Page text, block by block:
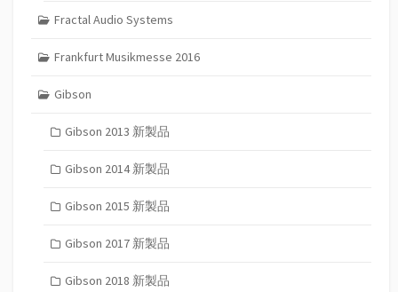
Fractal Audio Systems
Frankfurt Musikmesse 2016
Gibson
Gibson 2013 新製品
Gibson 2014 新製品
Gibson 2015 新製品
Gibson 2017 新製品
Gibson 2018 新製品